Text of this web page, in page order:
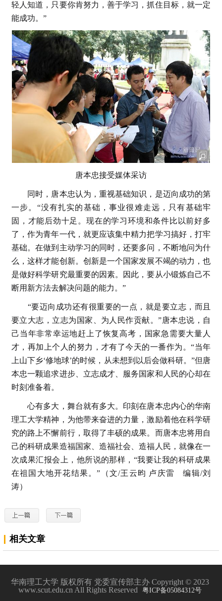
轻人知道，只要你肯努力，善于学习，抓住目标，就一定
能成功。”
唐本忠接受媒体采访
同时，唐本忠认为，重视基础知识，是迈向成功的第
一步。“没有扎实的基础，事业很难走远，只有基础牢
固，才能后劲十足。现在的学习环境和条件比以前好多
了，作为青年一代，就更应该集中精力把学习搞好，打牢
基础。在做到主动学习的同时，还要多问，不断地问为什
么，这样才能创新。创新是一个国家发展不竭的动力，也
是做好科学研究最重要的因素。因此，要从小锻炼自己不
断用新方法去解决问题的能力。”
“要迈向成功还有很重要的一点，就是要立志，而且
要立大志，立志为国家、为人民作贡献。”唐本忠说，自
己当年非常幸运地赶上了恢复高考，国家急需要大量人
才，再加上个人的努力，才有了今天的一番作为。“当年
上山下乡‘修地球’的时候，从未想到以后会做科研。”但唐
本忠一颗追求进步、立志成才、服务国家和人民的心却在
时刻准备着。
心有多大，舞台就有多大。印刻在唐本忠内心的华南
理工大学精神，为他带来奋进的力量，激励着他在科学研
究的路上不懈前行，取得了丰硕的成果。而唐本忠将用自
己的科研成果造福国家、造福社会、造福人民，就像在一
次成果汇报会上，他所说的那样，“我要让我的科研成果
在祖国大地开花结果。”（文/王云昀 卢庆雷 编辑/刘
涛）
相关文章
华南理工大学 版权所有 党委宣传部主办 Copyright © 2023
www.scut.edu.cn All Rights Reserved
粤ICP备05084312号